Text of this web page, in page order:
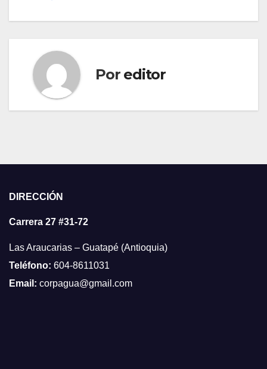
Por editor
DIRECCIÓN
Carrera 27 #31-72
Las Araucarias – Guatapé (Antioquia)
Teléfono: 604-8611031
Email: corpagua@gmail.com